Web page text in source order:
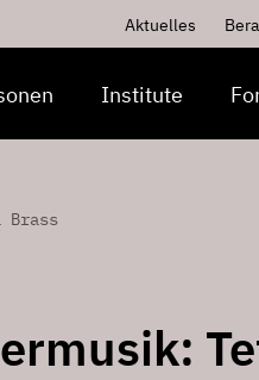
Aktuelles
Institute
Brass